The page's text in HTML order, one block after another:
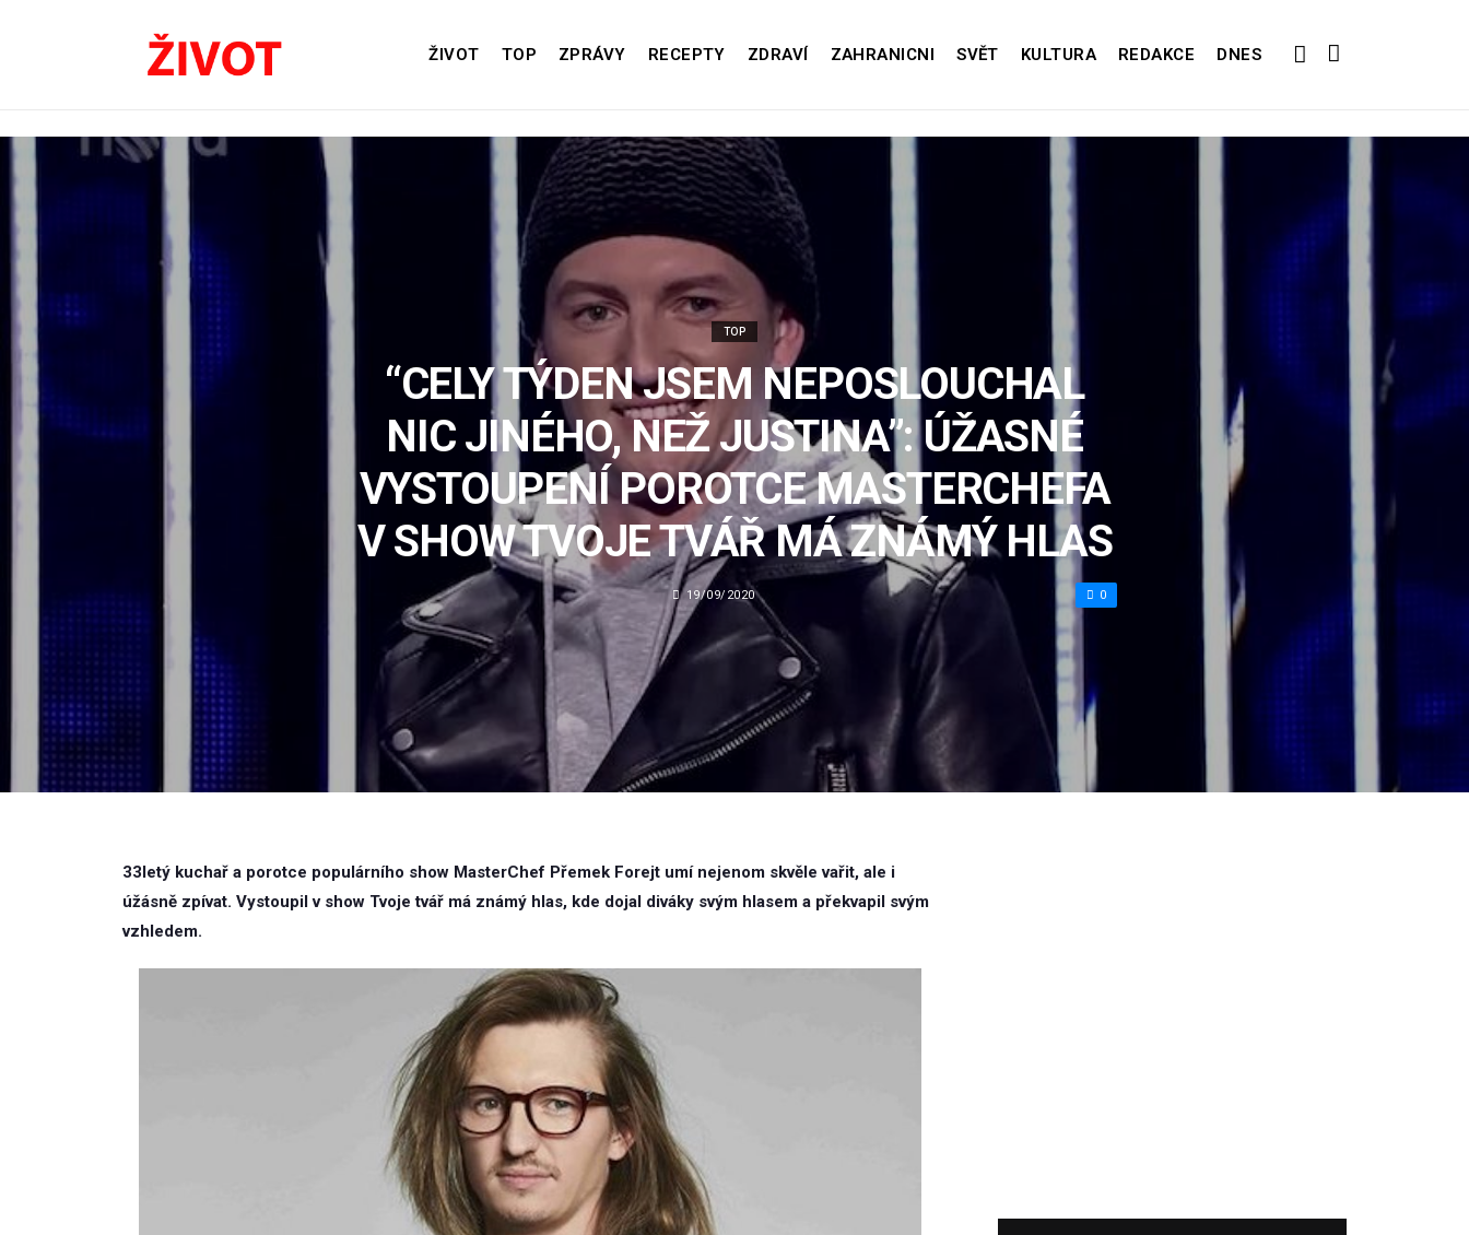
ŽIVOT TOP ZPRÁVY RECEPTY ZDRAVÍ ZAHRANICNI SVĚT KULTURA REDAKCE DNES
TOP
“CELY TÝDEN JSEM NEPOSLOUCHAL
NIC JINÉHO, NEŽ JUSTINA”: ÚŽASNÉ
VYSTOUPENÍ POROTCE MASTERCHEFA
V SHOW TVOJE TVÁŘ MÁ ZNÁMÝ HLAS
19/09/2020 0
33letý kuchař a porotce populárního show MasterChef Přemek Forejt umí nejenom skvěle vařit, ale i
úžásně zpívat. Vystoupil v show Tvoje tvář má známý hlas, kde dojal diváky svým hlasem a překvapil svým
vzhledem.